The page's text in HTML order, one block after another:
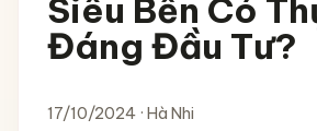
Siêu Bền Có
Đáng Đầu Tư?
17/10/2024 · Hà Nhi